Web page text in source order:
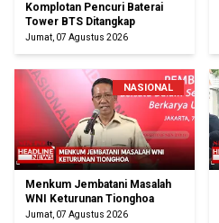
Komplotan Pencuri Baterai
Tower BTS Ditangkap
Jumat, 07 Agustus 2026
NASIONAL
Menkum Jembatani Masalah
WNI Keturunan Tionghoa
Jumat, 07 Agustus 2026